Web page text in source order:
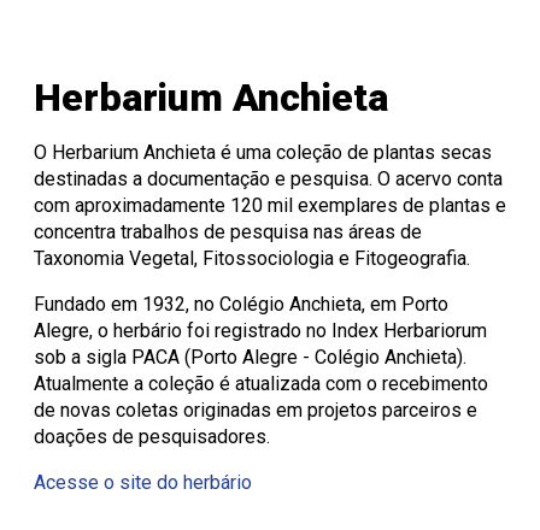
Herbarium Anchieta
O Herbarium Anchieta é uma coleção de plantas secas
destinadas a documentação e pesquisa. O acervo conta
com aproximadamente 120 mil exemplares de plantas e
concentra trabalhos de pesquisa nas áreas de
Taxonomia Vegetal, Fitossociologia e Fitogeografia.
Fundado em 1932, no Colégio Anchieta, em Porto
Alegre, o herbário foi registrado no Index Herbariorum
sob a sigla PACA (Porto Alegre - Colégio Anchieta).
Atualmente a coleção é atualizada com o recebimento
de novas coletas originadas em projetos parceiros e
doações de pesquisadores.
Acesse o site do herbário